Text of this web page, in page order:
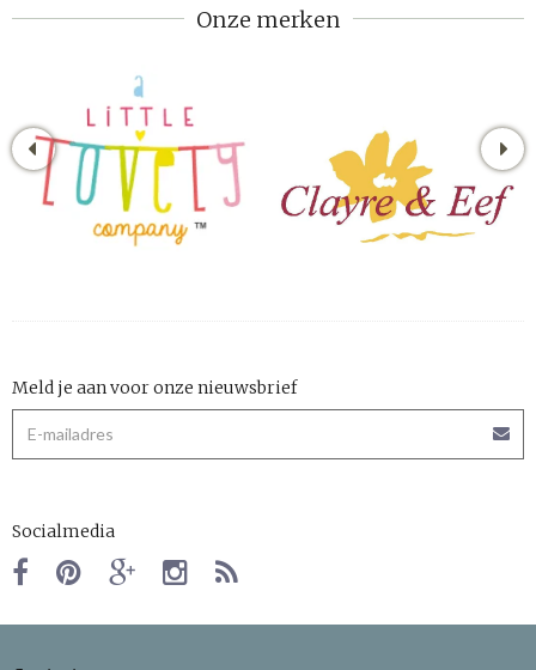
Onze merken
Meld je aan voor onze nieuwsbrief
Socialmedia